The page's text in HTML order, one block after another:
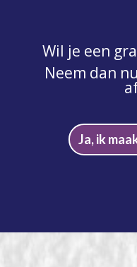
Wil je een
Neem dan
Ja, ik